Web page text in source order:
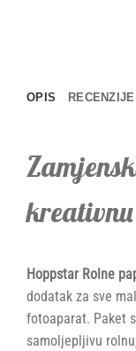
OPIS
Hoppstar Rolne
dodatak za sve
fotoaparat. Paket
samoljepljivu